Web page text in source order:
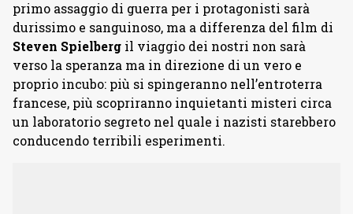
primo assaggio di guerra per i protagonisti sarà
durissimo e sanguinoso, ma a differenza del film di
Steven Spielberg il viaggio dei nostri non sarà
verso la speranza ma in direzione di un vero e
proprio incubo: più si spingeranno nell’entroterra
francese, più scopriranno inquietanti misteri circa
un laboratorio segreto nel quale i nazisti starebbero
conducendo terribili esperimenti.